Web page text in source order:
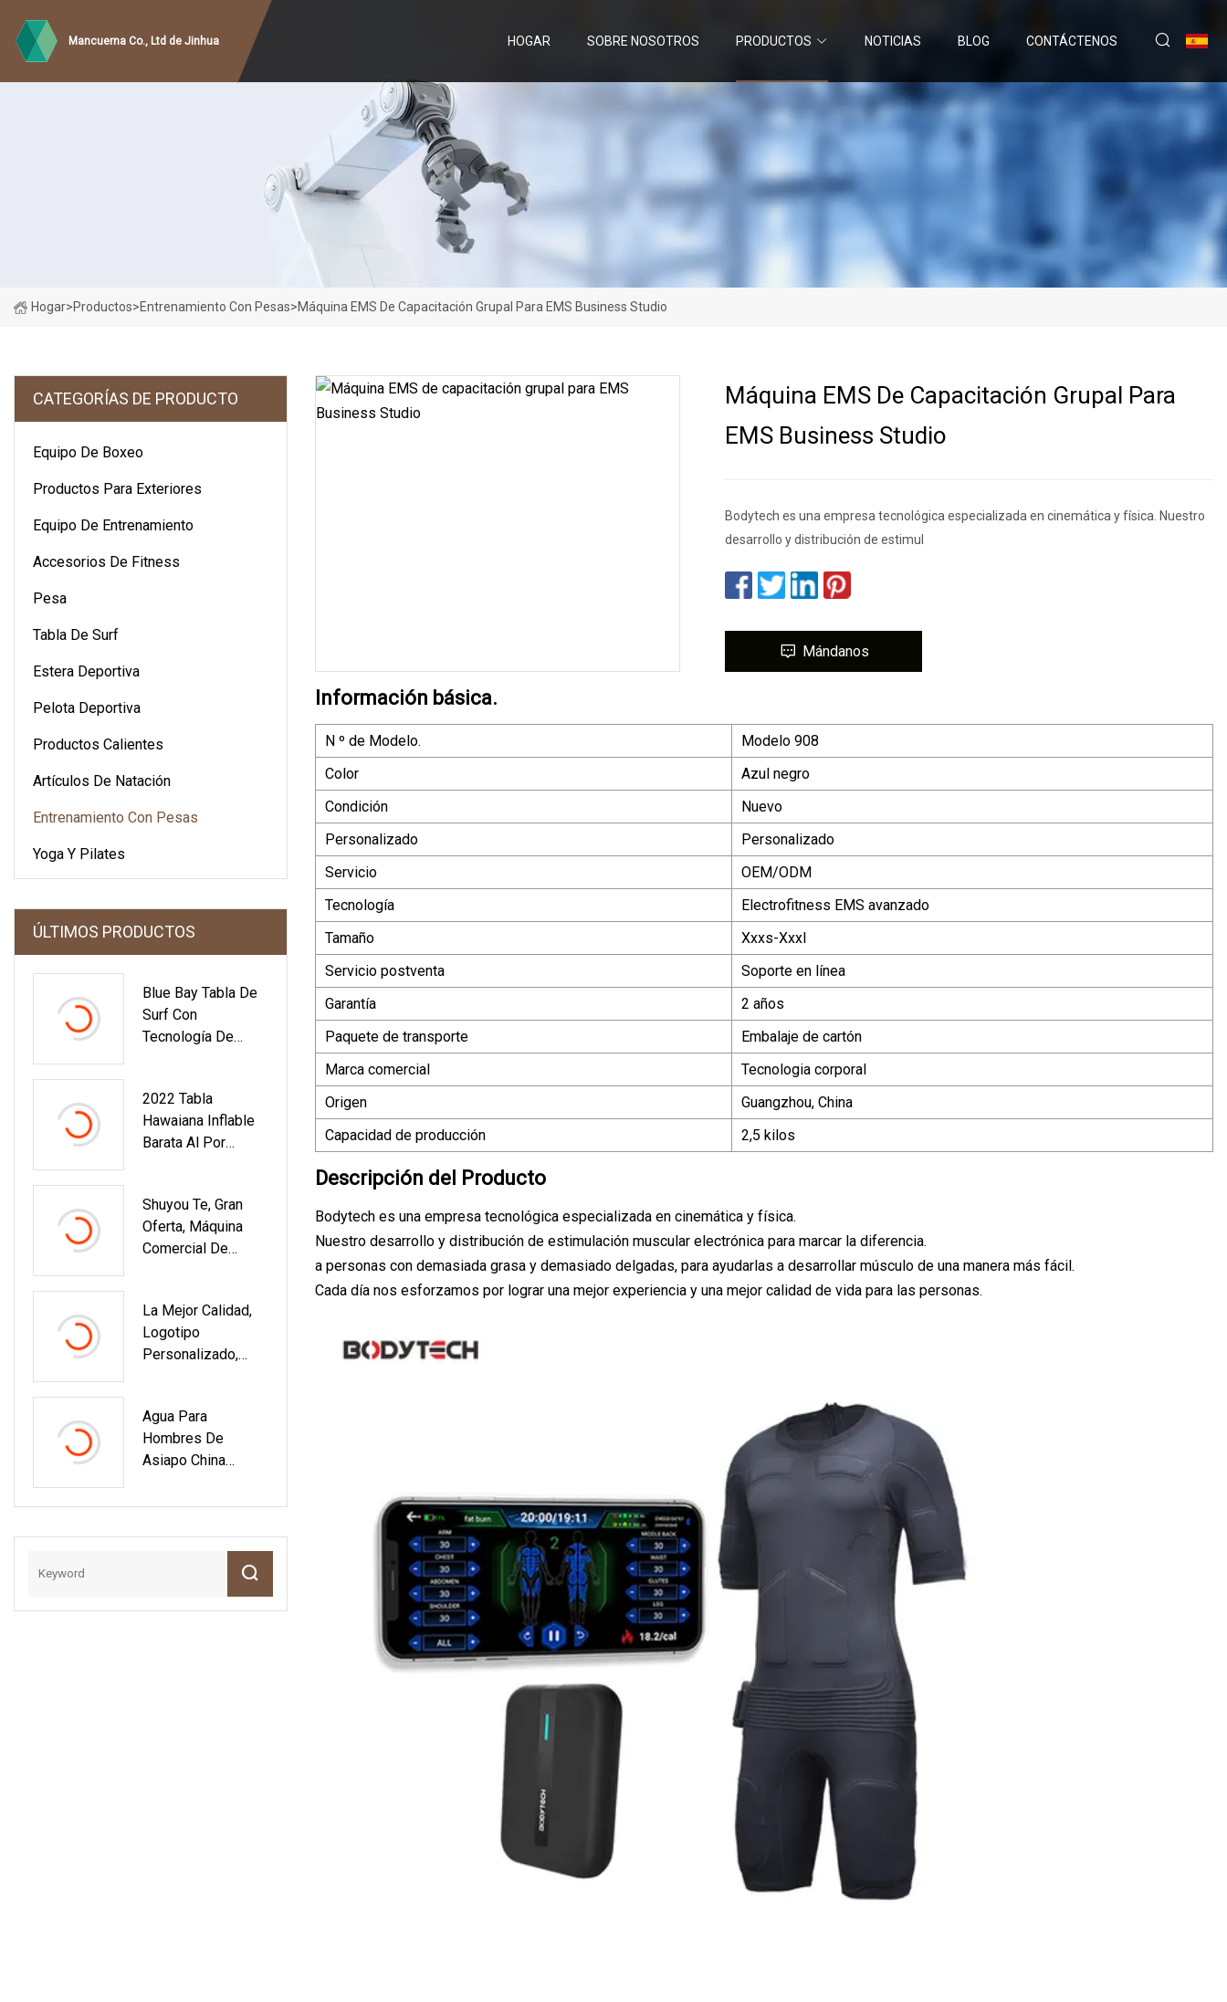
Mancuerna Co., Ltd de Jinhua HOGAR SOBRE NOSOTROS PRODUCTOS NOTICIAS BLOG CONTÁCTENOS
Hogar>Productos>Entrenamiento Con Pesas>Máquina EMS De Capacitación Grupal Para EMS Business Studio
CATEGORÍAS DE PRODUCTO
Equipo De Boxeo
Productos Para Exteriores
Equipo De Entrenamiento
Accesorios De Fitness
Pesa
Tabla De Surf
Estera Deportiva
Pelota Deportiva
Productos Calientes
Artículos De Natación
Entrenamiento Con Pesas
Yoga Y Pilates
ÚLTIMOS PRODUCTOS
Blue Bay Tabla De
Surf Con
Tecnología De
Con Capota Blanda
2022 Tabla
Hawaiana Inflable
Barata Al Por
Sorbo Del OEM
Shuyou Te, Gran
Oferta, Máquina
Comercial De
Objetivo De Boxeo
Sentado
La Mejor Calidad,
Logotipo
Personalizado,
Manoplas De
Perforación,
Objetivo De Patada
Agua Para
Hombres De
Asiapo China
Máquina EMS De Capacitación Grupal Para
EMS Business Studio
Bodytech es una empresa tecnológica especializada en cinemática y física. Nuestro
desarrollo y distribución de estimul
Mándanos
Información básica.
N º de Modelo.
Modelo 908
Color
Azul negro
Condición
Nuevo
Personalizado
Personalizado
Servicio
OEM/ODM
Tecnología
Electrofitness EMS avanzado
Tamaño
Xxxs-Xxxl
Servicio postventa
Soporte en línea
Garantía
2 años
Paquete de transporte
Embalaje de cartón
Marca comercial
Tecnologia corporal
Origen
Guangzhou, China
Capacidad de producción
2,5 kilos
Descripción del Producto
Bodytech es una empresa tecnológica especializada en cinemática y física.
Nuestro desarrollo y distribución de estimulación muscular electrónica para marcar la diferencia.
a personas con demasiada grasa y demasiado delgadas, para ayudarlas a desarrollar músculo de una manera más fácil.
Cada día nos esforzamos por lograr una mejor experiencia y una mejor calidad de vida para las personas.